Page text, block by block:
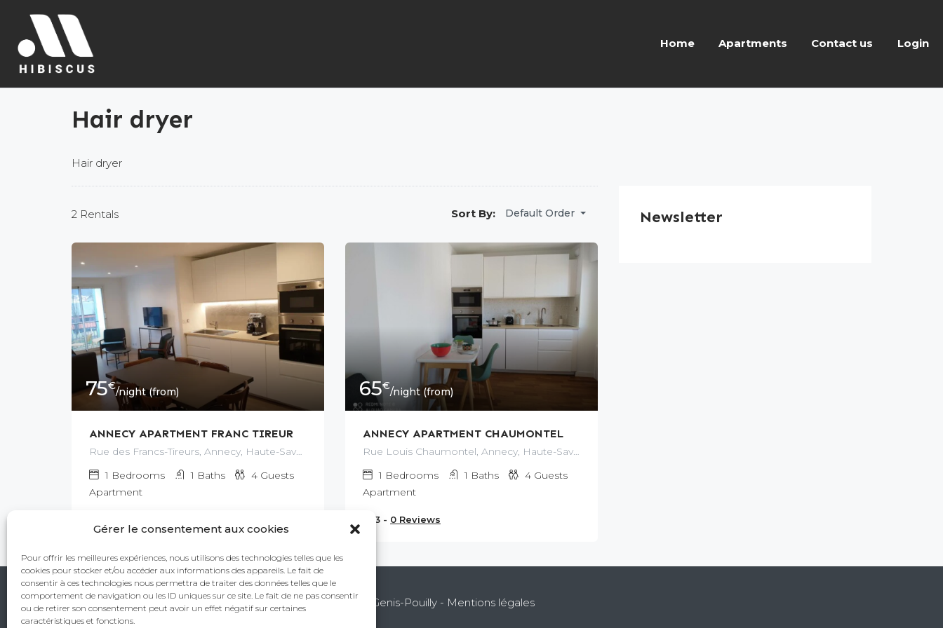
Gérer le consentement aux cookies
Pour offrir les meilleures expériences, nous utilisons des technologies telles que les
cookies pour stocker et/ou accéder aux informations des appareils. Le fait de
consentir à ces technologies nous permettra de traiter des données telles que le
comportement de navigation ou les ID uniques sur ce site. Le fait de ne pas consentir
ou de retirer son consentement peut avoir un effet négatif sur certaines
caractéristiques et fonctions.
Home Apartments Contact us Login
Hair dryer
Hair dryer
2 Rentals Sort By: Default Order
75€/night (from)
ANNECY APARTMENT FRANC TIREUR
Rue des Francs-Tireurs, Annecy, Haute-Savoie, Auvergne-Rhône-Alpes, France métropolitaine, 74000, France
1 Bedrooms 1 Baths 4 Guests
Apartment
65€/night (from)
ANNECY APARTMENT CHAUMONTEL
Rue Louis Chaumontel, Annecy, Haute-Savoie, Auvergne-Rhône-Alpes, France métropolitaine, 74000, France
1 Bedrooms 1 Baths 4 Guests
Apartment
3 - 0 Reviews
Newsletter
Copyright © 2023 Hibiscus 33B rue du Fierney 01630 Saint-Genis-Pouilly - Mentions légales